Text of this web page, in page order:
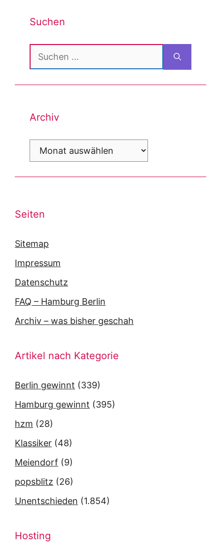
Suchen
Suchen
nach:
Archiv
Archiv
Seiten
Sitemap
Impressum
Datenschutz
FAQ – Hamburg Berlin
Archiv – was bisher geschah
Artikel nach Kategorie
Berlin gewinnt (339)
Hamburg gewinnt (395)
hzm (28)
Klassiker (48)
Meiendorf (9)
popsblitz (26)
Unentschieden (1.854)
Hosting